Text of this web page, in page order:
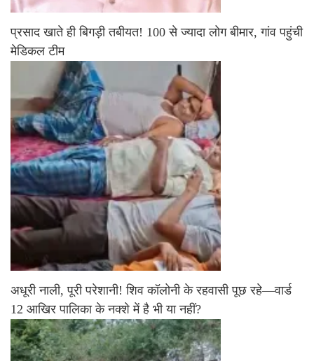
प्रसाद खाते ही बिगड़ी तबीयत! 100 से ज्यादा लोग बीमार, गांव पहुंची
मेडिकल टीम
अधूरी नाली, पूरी परेशानी! शिव कॉलोनी के रहवासी पूछ रहे—वार्ड
12 आखिर पालिका के नक्शे में है भी या नहीं?